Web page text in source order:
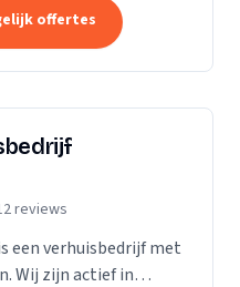
offertes
reviews
een verhuisbedrijf met
Wij zijn actief in